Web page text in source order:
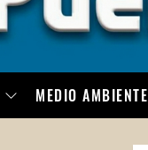
MEDIO AMBIENTE